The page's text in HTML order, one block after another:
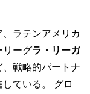
ラテンアメリカ
リーグラ・リーガ
戦略的パートナ
ている。 グロ